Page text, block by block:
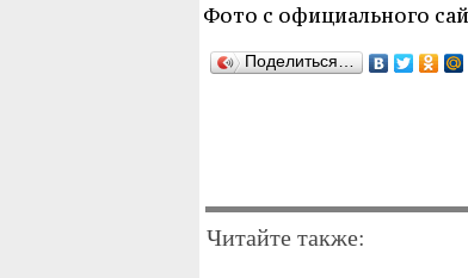
Фото с официального
Поделиться…
Читайте также: